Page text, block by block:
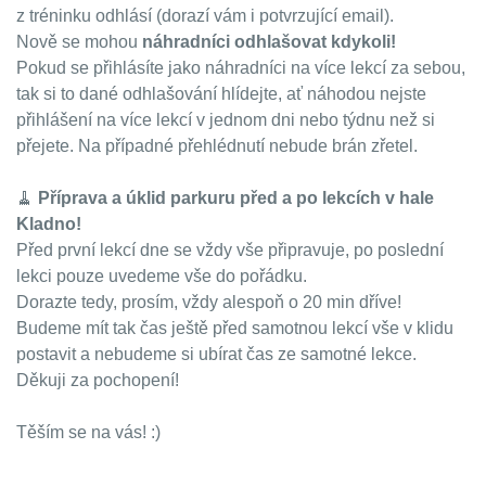
z tréninku odhlásí (dorazí vám i potvrzující email).
Nově se mohou náhradníci odhlašovat kdykoli!
Pokud se přihlásíte jako náhradníci na více lekcí za sebou,
tak si to dané odhlašování hlídejte, ať náhodou nejste
přihlášení na více lekcí v jednom dni nebo týdnu než si
přejete. Na případné přehlédnutí nebude brán zřetel.
🧹
Příprava a úklid parkuru před a po lekcích v hale
Kladno!
Před první lekcí dne se vždy vše připravuje, po poslední
lekci pouze uvedeme vše do pořádku.
Dorazte tedy, prosím, vždy alespoň o 20 min dříve!
Budeme mít tak čas ještě před samotnou lekcí vše v klidu
postavit a nebudeme si ubírat čas ze samotné lekce.
Děkuji za pochopení!
Těším se na vás! :)